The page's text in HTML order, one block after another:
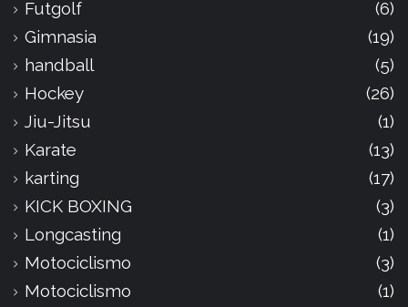
Futgolf
(6)
Gimnasia
(19)
handball
(5)
Hockey
(26)
Jiu-Jitsu
(1)
Karate
(13)
karting
(17)
KICK BOXING
(3)
Longcasting
(1)
Motociclismo
(3)
Motociclismo
(1)